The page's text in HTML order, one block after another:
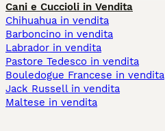
Cani e Cuccioli in Vendita
Chihuahua in vendita
Barboncino in vendita
Labrador in vendita
Pastore Tedesco in vendita
Bouledogue Francese in vendita
Jack Russell in vendita
Maltese in vendita